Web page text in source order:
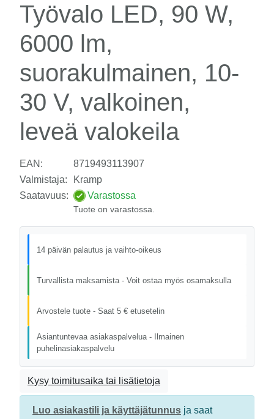
Työvalo LED, 90 W,
6000 lm,
suorakulmainen, 10-
30 V, valkoinen,
leveä valokeila
EAN:
8719493113907
Valmistaja:
Kramp
Saatavuus:
Varastossa
Tuote on varastossa.
14 päivän palautus ja vaihto-oikeus
Turvallista maksamista - Voit ostaa myös osamaksulla
Arvostele tuote - Saat 5 € etusetelin
Asiantuntevaa asiakaspalvelua - Ilmainen
puhelinasiakaspalvelu
Kysy toimitusaika tai lisätietoja
Luo asiakastili ja käyttäjätunnus ja saat